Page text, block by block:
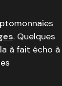
. Quelques
à fait écho à